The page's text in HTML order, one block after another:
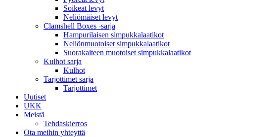
Soikeat levyt
Neliömäiset levyt
Clamshell Boxes -sarja
Hampurilaisen simpukkalaatikot
Neliönmuotoiset simpukkalaatikot
Suorakaiteen muotoiset simpukkalaatikot
Kulhot sarja
Kulhot
Tarjottimet sarja
Tarjottimet
Uutiset
UKK
Meistä
Tehdaskierros
Ota meihin yhteyttä